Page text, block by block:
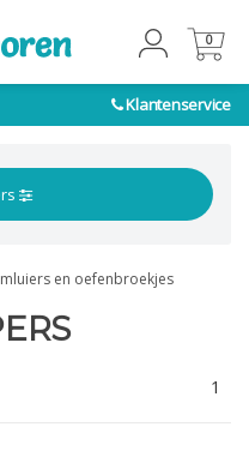
Klantenservice
0
0
en oefenbroekjes
1